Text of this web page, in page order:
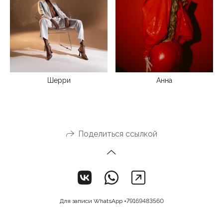
Шерри Анна
Поделиться ссылкой
Для записи WhatsApp +79169483560